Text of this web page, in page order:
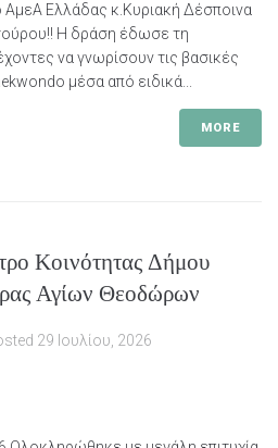
Ελλάδας κ.Κυριακή Δέσποινα
Η δράση έδωσε τη
να γνωρίσουν τις βασικές
μέσα από ειδικά...
MORE
Κοινότητας Δήμου
Αγίων Θεοδώρων
29 Ιουλίου, 2026